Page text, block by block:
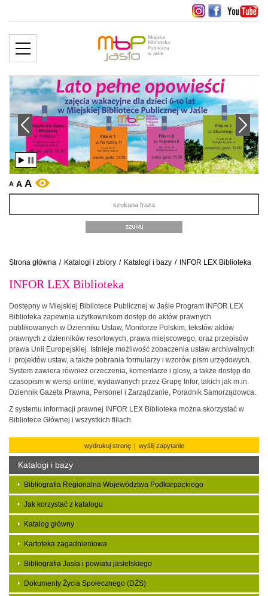
MENU
slajd Następny slajd
A A A WERSJA KONTRASTOWA
Strona główna / Katalogi i zbiory / Katalogi i bazy / INFOR LEX Biblioteka
INFOR LEX Biblioteka
Dostępny w Miejskiej Bibliotece Publicznej w Jaśle Program INFOR LEX
Biblioteka zapewnia użytkownikom dostęp do aktów prawnych
publikowanych w Dzienniku Ustaw, Monitorze Polskim, tekstów aktów
prawnych z dzienników resortowych, prawa miejscowego, oraz przepisów
prawa Unii Europejskiej. Istnieje możliwość zobaczenia ustaw archiwalnych
i projektów ustaw, a także pobrania formularzy i wzorów pism urzędowych.
System zawiera również orzeczenia, komentarze i glosy, a także dostęp do
czasopism w wersji online, wydawanych przez Grupę Infor, takich jak m.in.
Dziennik Gazeta Prawna, Personel i Zarządzanie, Poradnik Samorządowca.
Z systemu informacji prawnej INFOR LEX Biblioteka można skorzystać w
Bibliotece Głównej i wszystkich filiach.
wydrukuj stronę | wyślij zapytanie
Katalogi i bazy
Bibliografia Regionalna Województwa Podkarpackiego
Jak korzystać z katalogu
Katalog główny
Kartoteka zagadnieniowa
Bibliografia Jasła i powiatu jasielskiego
Dokumenty Życia Społecznego (DŻS)